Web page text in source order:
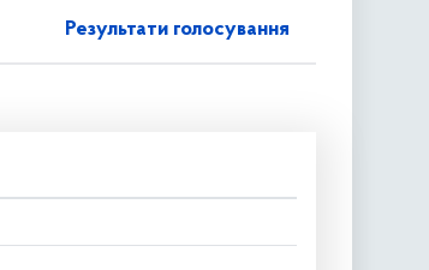
Результати голосування